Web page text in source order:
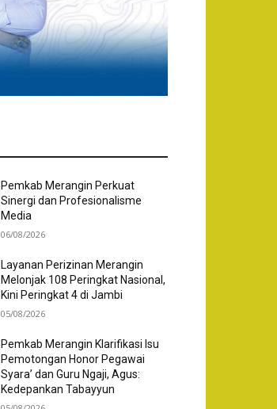
Pemkab Merangin Perkuat
Sinergi dan Profesionalisme
Media
06/08/2026
Layanan Perizinan Merangin
Melonjak 108 Peringkat Nasional,
Kini Peringkat 4 di Jambi
05/08/2026
Pemkab Merangin Klarifikasi Isu
Pemotongan Honor Pegawai
Syara’ dan Guru Ngaji, Agus:
Kedepankan Tabayyun